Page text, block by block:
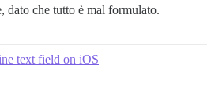
dato che tutto è mal formulato.
text field on iOS